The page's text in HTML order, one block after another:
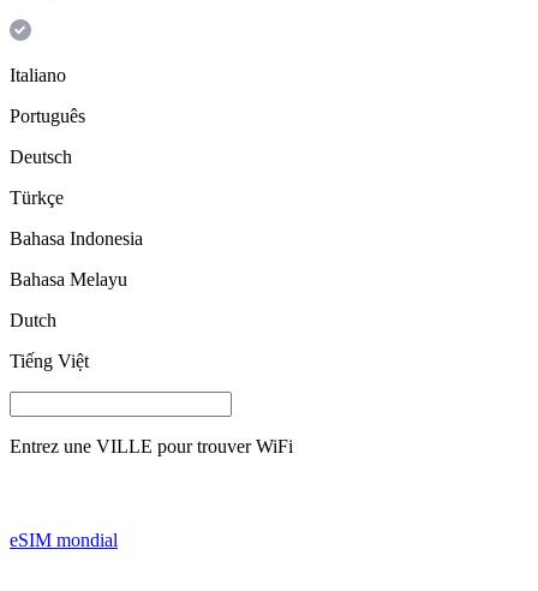
Italiano
Português
Deutsch
Türkçe
Bahasa Indonesia
Bahasa Melayu
Dutch
Tiếng Việt
Entrez une VILLE pour trouver WiFi
eSIM mondial